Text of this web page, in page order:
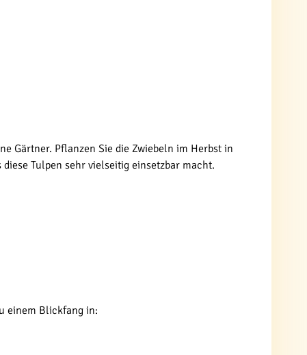
Gärtner. Pflanzen Sie die Zwiebeln im Herbst in
Tulpen sehr vielseitig einsetzbar macht.
einem Blickfang in: